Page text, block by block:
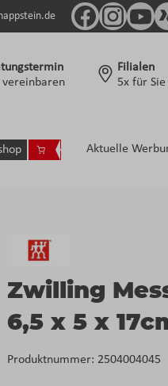
vereinbaren
Filialen
5x für Sie
Aktuelle
Zwilling
6,5 x 5 x
Produktnummer: 2504004045